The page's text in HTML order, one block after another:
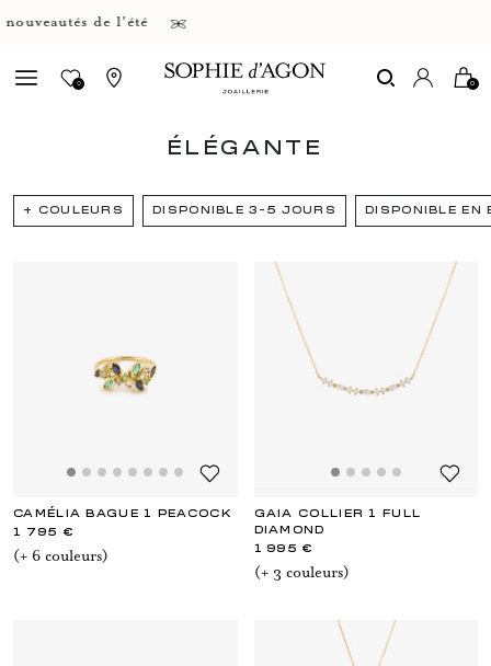
de l'été
0 0
ÉLÉGANTE
+ COULEURS DISPONIBLE 3-5 JOURS DISPONIBLE EN
CAMÉLIA BAGUE 1 PEACOCK
1 795 €
(+ 6 couleurs)
GAIA COLLIER 1 FULL
DIAMOND
1 995 €
(+ 3 couleurs)